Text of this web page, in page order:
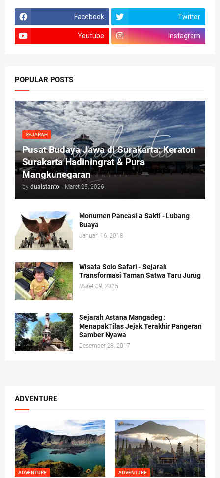
Facebook Twitter
Youtube Instagram
POPULAR POSTS
SEJARAH
Pusat Budaya Jawa di Surakarta: Keraton
Surakarta Hadiningrat & Pura
Mangkunegaran
by duaistanto - Maret 25, 2026
Monumen Pancasila Sakti - Lubang
Buaya
Januari 16, 2018
Wisata Solo Safari - Sejarah
Transformasi Taman Satwa Taru Jurug
Maret 09, 2025
Sejarah Astana Mangadeg :
MenapakTilas Jejak Terakhir Pangeran
Samber Nyawa
Desember 28, 2017
ADVENTURE
ADVENTURE ADVENTURE